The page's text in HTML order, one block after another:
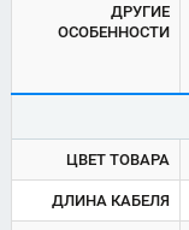
ДРУГИЕ
ОСОБЕННОСТИ
ЦВЕТ ТОВАРА
ДЛИНА КАБЕЛЯ